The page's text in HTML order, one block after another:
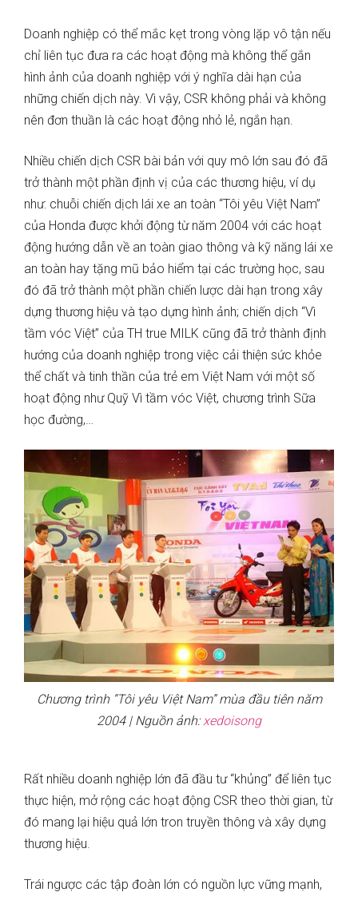
Doanh nghiệp có thể mắc kẹt trong vòng lặp vô tận nếu
chỉ liên tục đưa ra các hoạt động mà không thể gắn
hình ảnh của doanh nghiệp với ý nghĩa dài hạn của
những chiến dịch này. Vì vậy, CSR không phải và không
nên đơn thuần là các hoạt động nhỏ lẻ, ngắn hạn.
Nhiều chiến dịch CSR bài bản với quy mô lớn sau đó đã
trở thành một phần định vị của các thương hiệu, ví dụ
như: chuỗi chiến dịch lái xe an toàn “Tôi yêu Việt Nam”
của Honda được khởi động từ năm 2004 với các hoạt
động hướng dẫn về an toàn giao thông và kỹ năng lái xe
an toàn hay tặng mũ bảo hiểm tại các trường học, sau
đó đã trở thành một phần chiến lược dài hạn trong xây
dựng thương hiệu và tạo dựng hình ảnh; chiến dịch “Vì
tầm vóc Việt” của TH true MILK cũng đã trở thành định
hướng của doanh nghiệp trong việc cải thiện sức khỏe
thể chất và tinh thần của trẻ em Việt Nam với một số
hoạt động như Quỹ Vì tầm vóc Việt, chương trình Sữa
học đường,…
Chương trình “Tôi yêu Việt Nam” mùa đầu tiên năm
2004 | Nguồn ảnh:xedoisong
Rất nhiều doanh nghiệp lớn đã đầu tư “khủng” để liên tục
thực hiện, mở rộng các hoạt động CSR theo thời gian, từ
đó mang lại hiệu quả lớn tron truyền thông và xây dựng
thương hiệu.
Trái ngược các tập đoàn lớn có nguồn lực vững mạnh,